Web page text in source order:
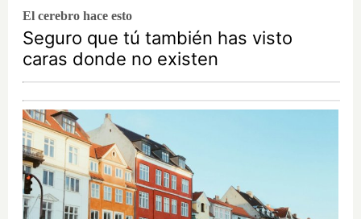
El cerebro hace esto
Seguro que tú también has visto
caras donde no existen